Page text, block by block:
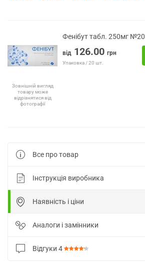
Зовнішній вигляд
товару може
відрізнятися від
фотографії
Фенібут табл. 250мг №20
від 126.00 грн
Упаковка / 20 шт.
Все про товар
Інструкція виробника
Наявність і ціни
Аналоги і замінники
Відгуки 4